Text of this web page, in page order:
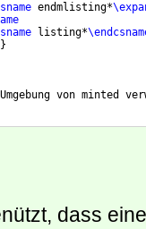
endmlisting*
listing*
}
von minted
dass